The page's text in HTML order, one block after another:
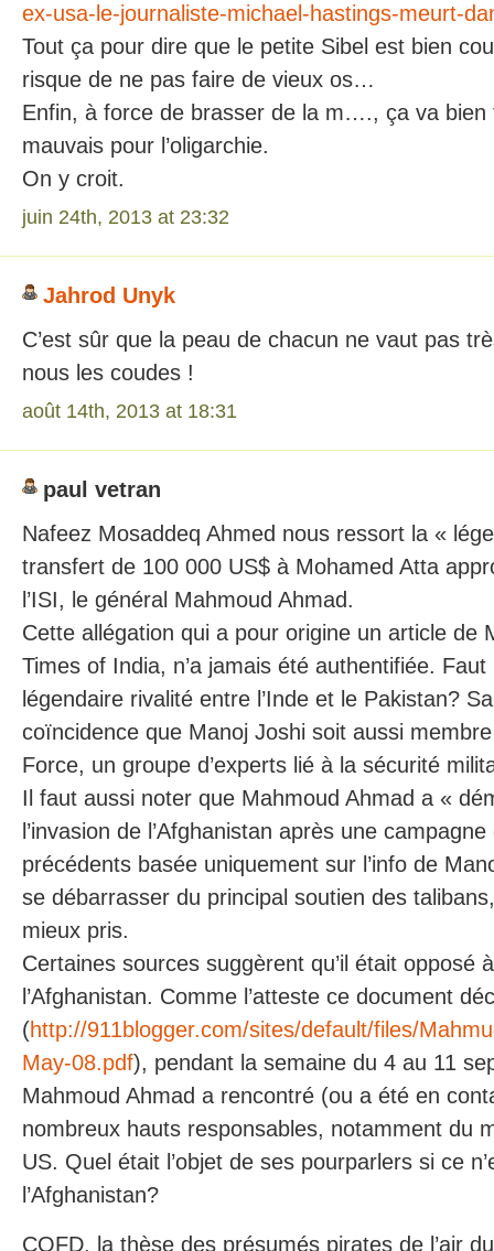
ex-usa-le-journaliste-michael-hastings-meurt-
Tout ça pour dire que le petite Sibel est bien
risque de ne pas faire de vieux os…
Enfin, à force de brasser de la m…., ça va bien
mauvais pour l’oligarchie.
On y croit.
juin 24th, 2013 at 23:32
Jahrod Unyk
C’est sûr que la peau de chacun ne vaut pas
nous les coudes !
août 14th, 2013 at 18:31
paul vetran
Nafeez Mosaddeq Ahmed nous ressort la «
transfert de 100 000 US$ à Mohamed Atta
l’ISI, le général Mahmoud Ahmad.
Cette allégation qui a pour origine un article de
Times of India, n’a jamais été authentifiée.
légendaire rivalité entre l’Inde et le Pakistan?
coïncidence que Manoj Joshi soit aussi
Force, un groupe d’experts lié à la sécurité
Il faut aussi noter que Mahmoud Ahmad a «
l’invasion de l’Afghanistan après une
précédents basée uniquement sur l’info de
se débarrasser du principal soutien des
mieux pris.
Certaines sources suggèrent qu’il était opposé
l’Afghanistan. Comme l’atteste ce document
(http://911blogger.com/sites/default/files/
May-08.pdf), pendant la semaine du 4 au 11
Mahmoud Ahmad a rencontré (ou a été en
nombreux hauts responsables, notamment du
US. Quel était l’objet de ses pourparlers si ce
l’Afghanistan?
CQFD, la thèse des présumés pirates de l’air